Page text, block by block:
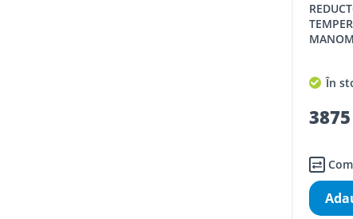
REDUCTOR DE PRESIUNE CALEFFI,
În